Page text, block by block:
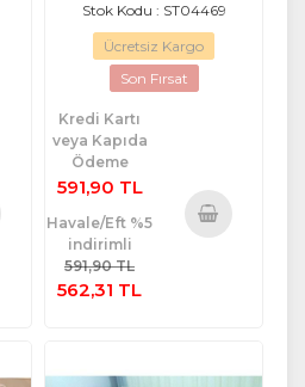
Stok Kodu : ST04469
Ücretsiz Kargo
Son Fırsat
Kredi Kartı
veya Kapıda
Ödeme
591,90 TL
Havale/Eft %5
indirimli
591,90 TL
562,31 TL